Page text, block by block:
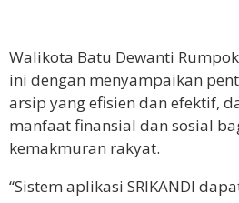
Walikota Batu Dewanti
ini dengan menyampaikan
arsip yang efisien dan efektif,
manfaat finansial dan sosial
kemakmuran rakyat.
“Sistem aplikasi SRIKANDI